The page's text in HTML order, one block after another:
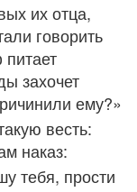
их отца,
говорить
захочет
ему?»
весть:
наказ:
тебя, прости